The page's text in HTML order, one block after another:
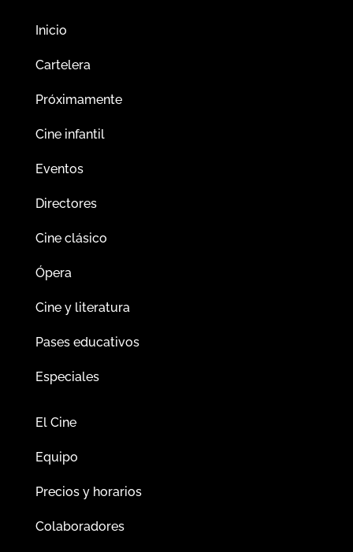
Inicio
Cartelera
Próximamente
Cine infantil
Eventos
Directores
Cine clásico
Ópera
Cine y literatura
Pases educativos
Especiales
El Cine
Equipo
Precios y horarios
Colaboradores